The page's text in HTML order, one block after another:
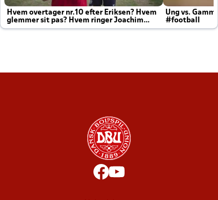
Hvem overtager nr.10 efter Eriksen? Hvem
glemmer sit pas? Hvem ringer Joachim
altid til efter kampe?
Ung vs.
#football